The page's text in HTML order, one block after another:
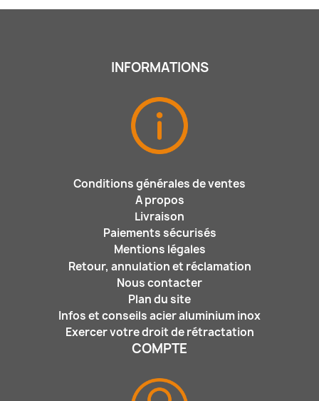
INFORMATIONS
Conditions générales de ventes
A propos
Livraison
Paiements sécurisés
Mentions légales
Retour, annulation et réclamation
Nous contacter
Plan du site
Infos et conseils acier aluminium inox
Exercer votre droit de rétractation
COMPTE